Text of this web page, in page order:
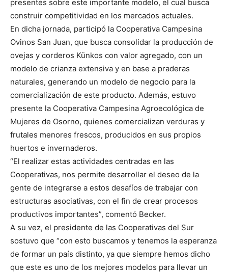
presentes sobre este importante modelo, el cual busca
construir competitividad en los mercados actuales.
En dicha jornada, participó la Cooperativa Campesina
Ovinos San Juan, que busca consolidar la producción de
ovejas y corderos Künkos con valor agregado, con un
modelo de crianza extensiva y en base a praderas
naturales, generando un modelo de negocio para la
comercialización de este producto. Además, estuvo
presente la Cooperativa Campesina Agroecológica de
Mujeres de Osorno, quienes comercializan verduras y
frutales menores frescos, producidos en sus propios
huertos e invernaderos.
“El realizar estas actividades centradas en las
Cooperativas, nos permite desarrollar el deseo de la
gente de integrarse a estos desafíos de trabajar con
estructuras asociativas, con el fin de crear procesos
productivos importantes”, comentó Becker.
A su vez, el presidente de las Cooperativas del Sur
sostuvo que “con esto buscamos y tenemos la esperanza
de formar un país distinto, ya que siempre hemos dicho
que este es uno de los mejores modelos para llevar un